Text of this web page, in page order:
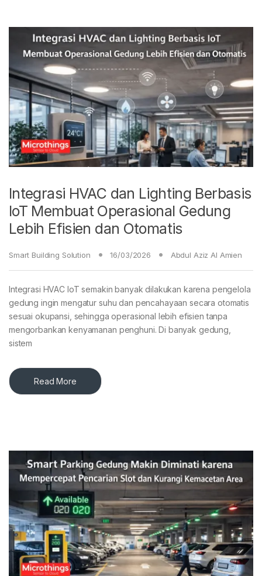
Integrasi HVAC dan Lighting Berbasis
IoT Membuat Operasional Gedung
Lebih Efisien dan Otomatis
Smart Building Solution 16/03/2026 Abdul Aziz Al Amien
Integrasi HVAC IoT semakin banyak dilakukan karena pengelola
gedung ingin mengatur suhu dan pencahayaan secara otomatis
sesuai okupansi, sehingga operasional lebih efisien tanpa
mengorbankan kenyamanan penghuni. Di banyak gedung,
sistem
Read More